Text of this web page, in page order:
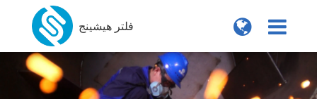
فلتر هيشينج